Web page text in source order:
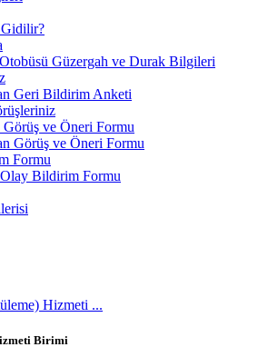
Gidilir?
Güzergah ve Durak Bilgileri
Geri Bildirim Anketi
Görüş ve Öneri Formu
Görüş ve Öneri Formu
Formu
Bildirim Formu
Hizmeti ...
Birimi